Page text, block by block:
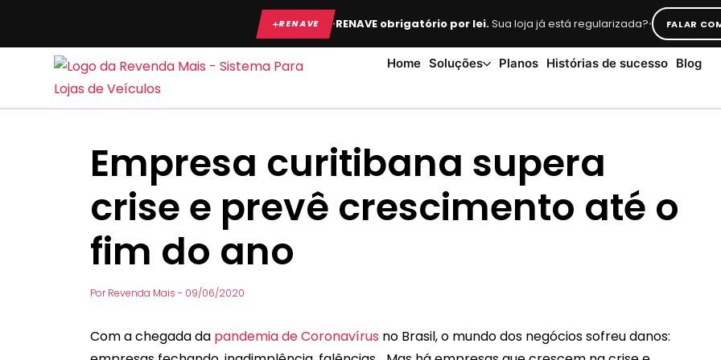
RENAVE ·RENAVE obrigatório por lei.Sua loja já está regularizada?· FALAR
Home Soluções Planos Histórias de sucesso Blog
Empresa curitibana supera
crise e prevê crescimento até o
fim do ano
PorRevenda Mais - 09/06/2020
Com a chegada da pandemia de Coronavírus no Brasil, o mundo dos negócios sofreu danos: